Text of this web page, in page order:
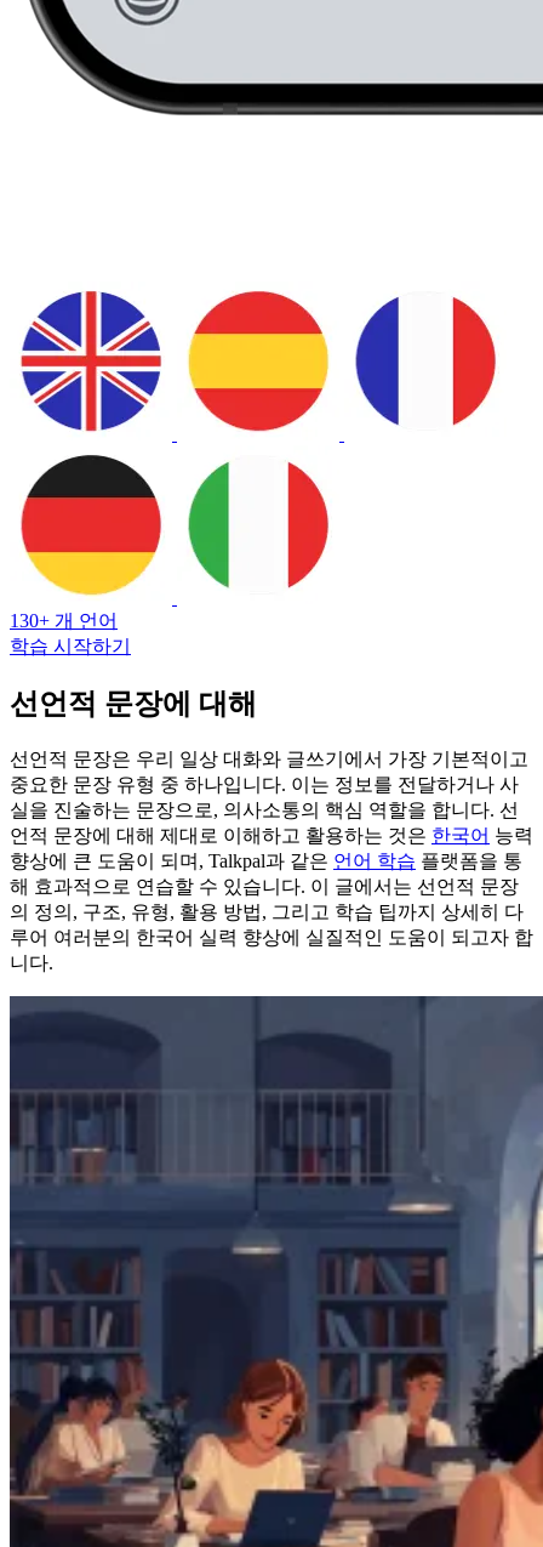
130+ 개 언어
학습 시작하기
선언적 문장에 대해
선언적 문장은 우리 일상 대화와 글쓰기에서 가장 기본적이고
중요한 문장 유형 중 하나입니다. 이는 정보를 전달하거나 사
실을 진술하는 문장으로, 의사소통의 핵심 역할을 합니다. 선
언적 문장에 대해 제대로 이해하고 활용하는 것은 한국어 능력
향상에 큰 도움이 되며, Talkpal과 같은 언어 학습 플랫폼을 통
해 효과적으로 연습할 수 있습니다. 이 글에서는 선언적 문장
의 정의, 구조, 유형, 활용 방법, 그리고 학습 팁까지 상세히 다
루어 여러분의 한국어 실력 향상에 실질적인 도움이 되고자 합
니다.